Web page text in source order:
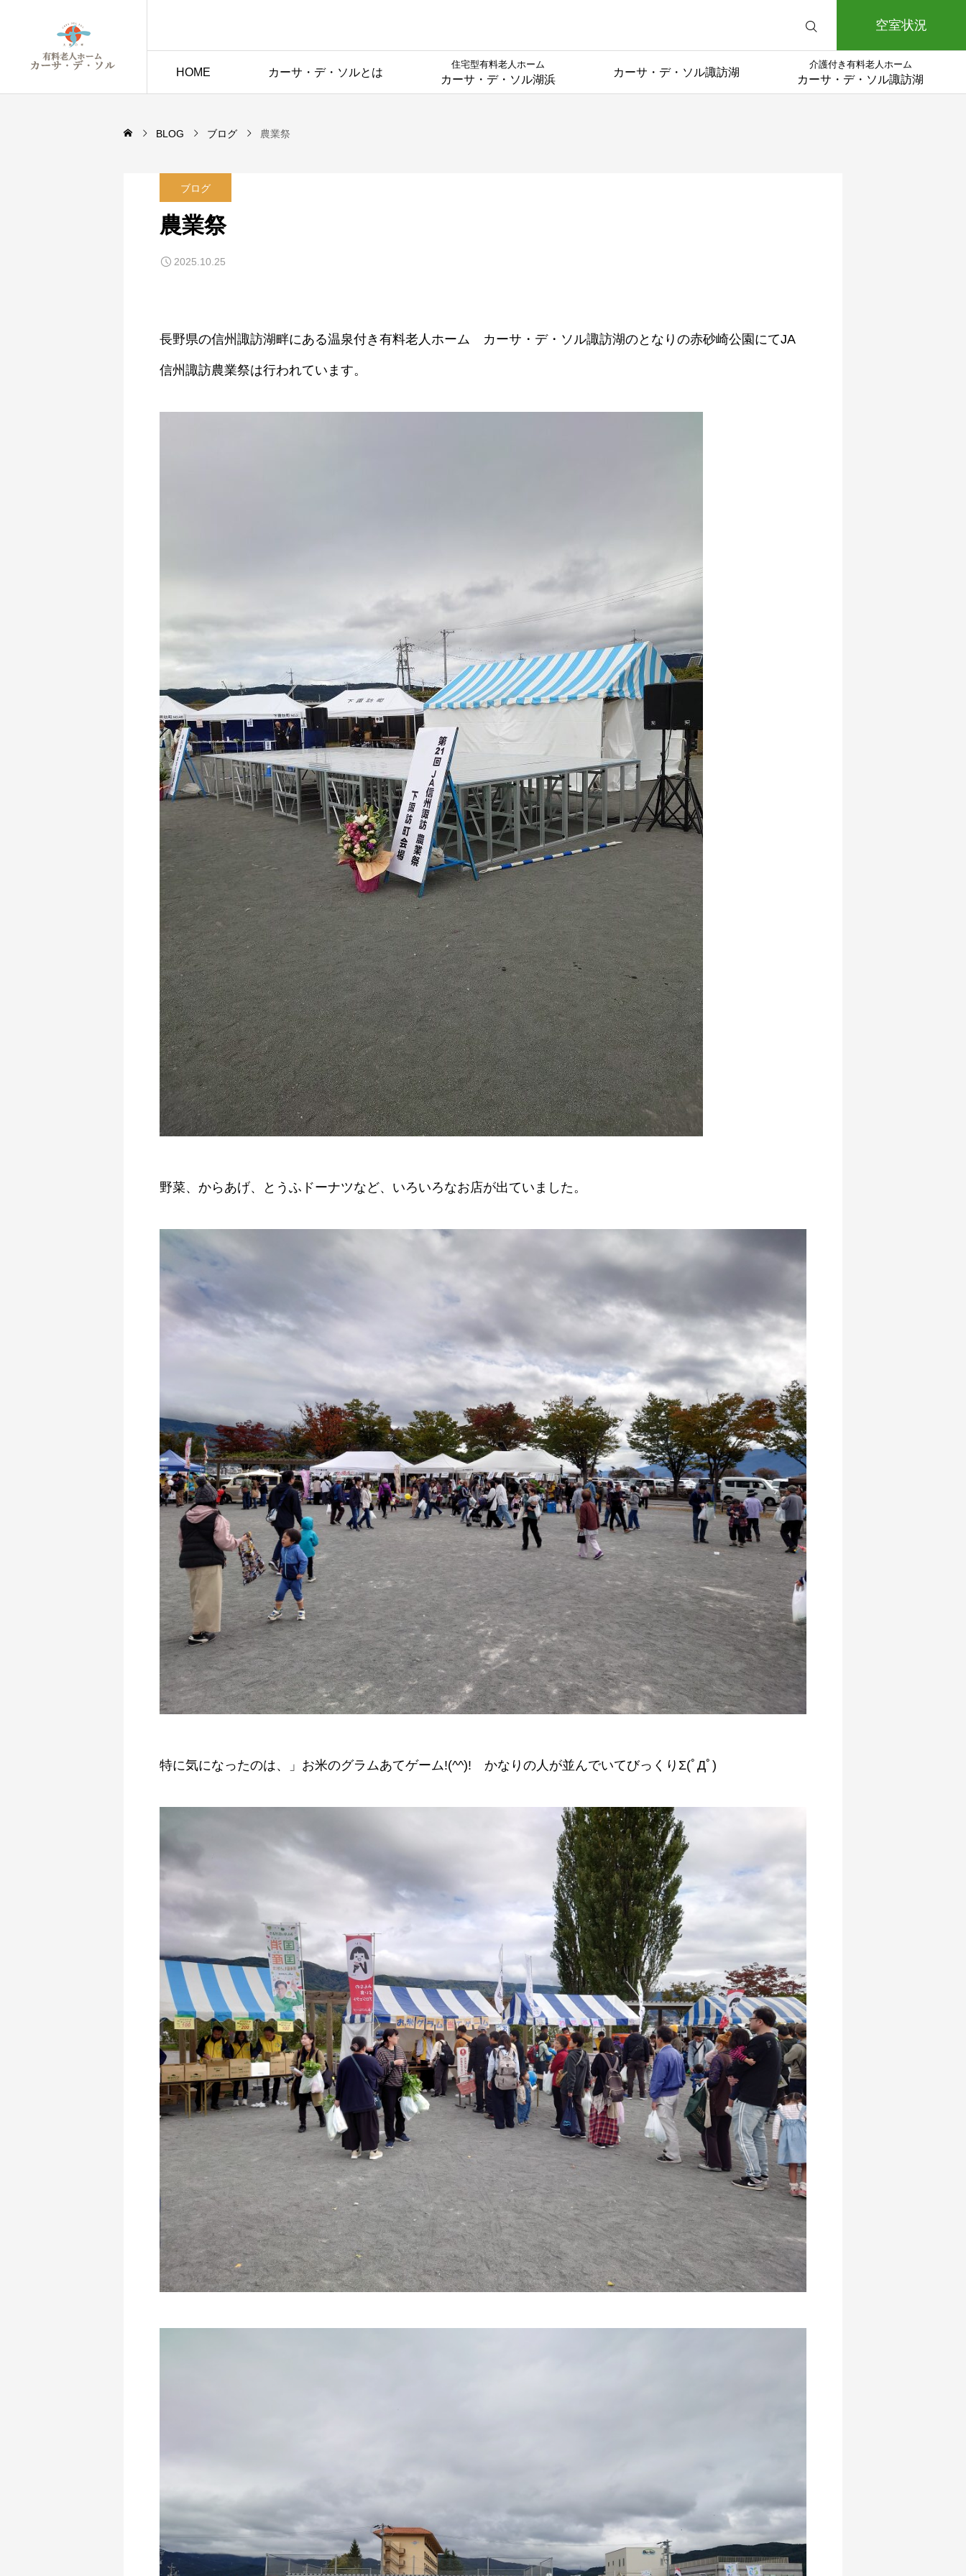
空室状況
HOME カーサ・デ・ソルとは
住宅型有料老人ホーム
カーサ・デ・ソル湖浜
カーサ・デ・ソル諏訪湖
介護付き有料老人ホーム
カーサ・デ・ソル諏訪湖
BLOG ブログ 農業祭
ブログ
農業祭
2025.10.25
長野県の信州諏訪湖畔にある温泉付き有料老人ホーム カーサ・デ・ソル諏訪湖のとなりの赤砂崎公園にてJA
信州諏訪農業祭は行われています。
野菜、からあげ、とうふドーナツなど、いろいろなお店が出ていました。
特に気になったのは、」お米のグラムあてゲーム!(^^)! かなりの人が並んでいてびっくりΣ(ﾟДﾟ)